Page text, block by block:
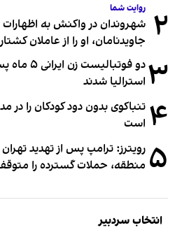
۲ روایت شما
شهروندان در واکنش به اظهارات
جاویدنامان، او را از عاملان
۳
دو
استرالیا شدند
۴ تنباکوی بدون دود کودکان را در
است
۵ رویترز: ترامپ پس از تهدید
منطقه، حملات گسترده را
انتخاب سردبیر